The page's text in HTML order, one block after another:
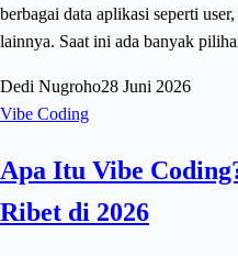
berbagai data aplikasi seperti
lainnya. Saat ini ada banyak
Dedi Nugroho28 Juni 2026
Vibe Coding
Apa Itu Vibe
Ribet di 2026